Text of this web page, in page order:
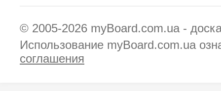
© 2005-2026 myBoard.com.ua -
Использование myBoard.com.ua
соглашения